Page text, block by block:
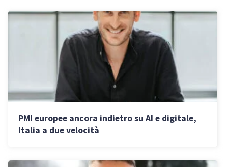
PMI europee ancora indietro su AI e digitale,
Italia a due velocità